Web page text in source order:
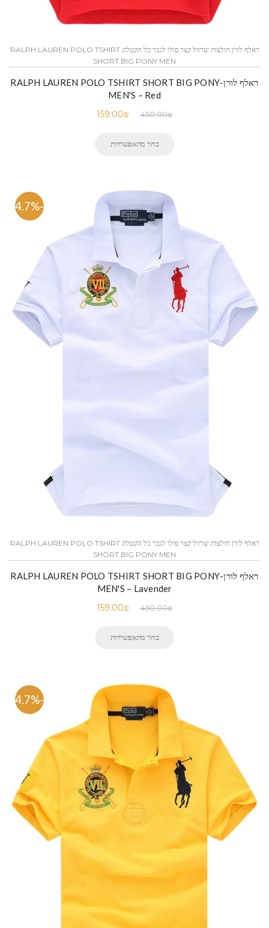
ראלף לורן חולצות שרוול קצר פולו לגבר כל הקטלוג RALPH LAUREN POLO TSHIRT
SHORT BIG PONY MEN
ראלף לורן-RALPH LAUREN POLO TSHIRT SHORT BIG PONY
MEN'S – Red
450.00₪
159.00₪
בחר מהאפשרויות
-64.7%
ראלף לורן חולצות שרוול קצר פולו לגבר כל הקטלוג RALPH LAUREN POLO TSHIRT
SHORT BIG PONY MEN
ראלף לורן-RALPH LAUREN POLO TSHIRT SHORT BIG PONY
MEN'S – Lavender
450.00₪
159.00₪
בחר מהאפשרויות
-64.7%